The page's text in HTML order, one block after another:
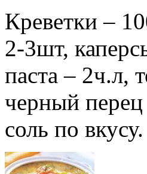
Креветки –
2-3шт,
паста – 2ч.л,
черный
соль по вкусу.